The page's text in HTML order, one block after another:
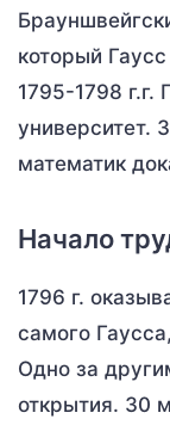
который
1795-1798 г.г.
университет.
математик
Начало
1796 г.
самого
Одно за
открытия. 30